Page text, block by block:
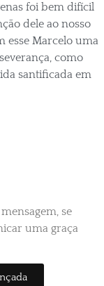
foi bem difícil
dele ao nosso
esse Marcelo uma
como
santificada em
se
uma graça